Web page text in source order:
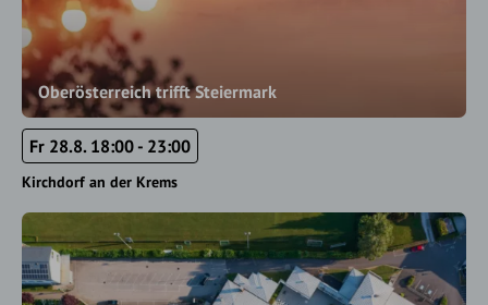
Oberösterreich trifft Steiermark
Fr 28.8. 18:00 - 23:00
Kirchdorf an der Krems